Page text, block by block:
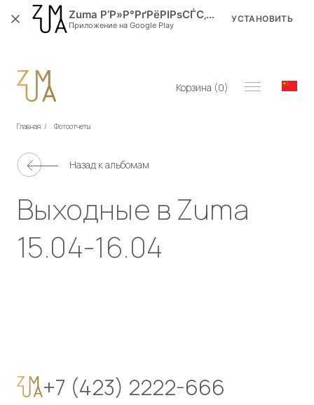
Корзина (0)
Главная / Фотоотчеты
Назад к альбомам
Выходные в Zuma
15.04-16.04
+7 (423) 2222-666
Zuma Р’Р»Р°РґРёРІРѕСЃС‚РѕРє
Приложение на Google Play
УСТАНОВИТЬ